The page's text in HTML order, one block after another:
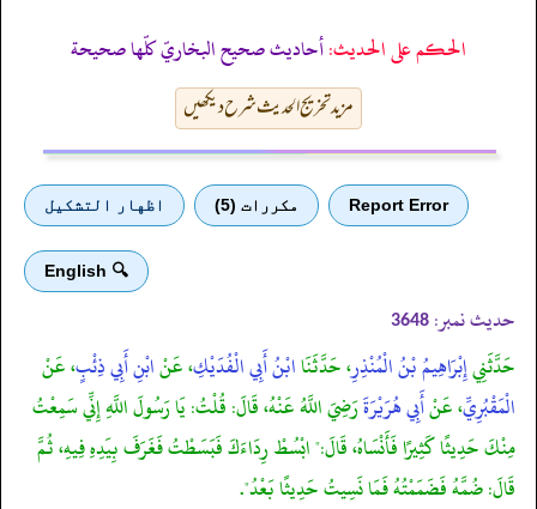
الحكم على الحديث:أحاديث صحيح البخاريّ كلّها صحيحة
مزید تخریج الحدیث شرح دیکھیں
Report Error مكررات (5) اظهار التشكيل
🔍 English
حدیث نمبر: 3648
حَدَّثَنِيإِبْرَاهِيمُ بْنُ الْمُنْذِرِ، حَدَّثَنَاابْنُ أَبِي الْفُدَيْكِ، عَنْابْنِ أَبِي ذِئْبٍ، عَنْ
الْمَقْبُرِيِّ، عَنْأَبِي هُرَيْرَةَرَضِيَ اللَّهُ عَنْهُ، قَالَ: قُلْتُ: يَا رَسُولَ اللَّهِ إِنِّي سَمِعْتُ
مِنْكَ حَدِيثًا كَثِيرًا فَأَنْسَاهُ، قَالَ:" ابْسُطْ رِدَاءَكَ فَبَسَطْتُ فَغَرَفَ بِيَدِهِ فِيهِ، ثُمَّ
قَالَ: ضُمَّهُ فَضَمَمْتُهُ فَمَا نَسِيتُ حَدِيثًا بَعْدُ".